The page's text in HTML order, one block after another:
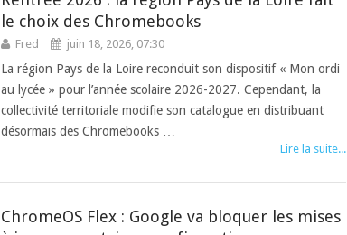
le choix des Chromebooks
Fred juin 18, 2026, 07:30
La région Pays de la Loire reconduit son dispositif « Mon ordi
au lycée » pour l’année scolaire 2026-2027. Cependant, la
collectivité territoriale modifie son catalogue en distribuant
désormais des Chromebooks …
Lire la suite...
ChromeOS Flex : Google va bloquer les mises